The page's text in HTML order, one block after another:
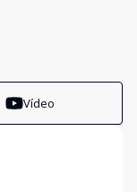
Vídeo